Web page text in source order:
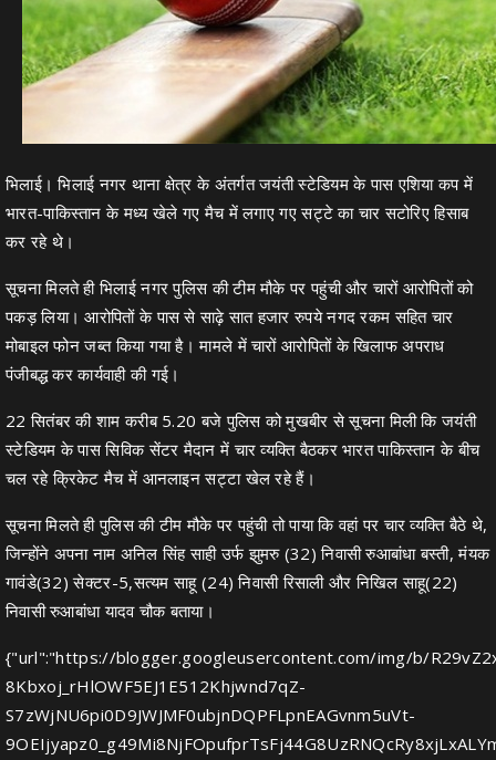
भिलाई। भिलाई नगर थाना क्षेत्र के अंतर्गत जयंती स्टेडियम के पास एशिया कप में
भारत-पाकिस्तान के मध्य खेले गए मैच में लगाए गए सट्टे का चार सटोरिए हिसाब
कर रहे थे।
सूचना मिलते ही भिलाई नगर पुलिस की टीम मौके पर पहुंची और चारों आरोपितों को
पकड़ लिया। आरोपितों के पास से साढ़े सात हजार रुपये नगद रकम सहित चार
मोबाइल फोन जब्त किया गया है। मामले में चारों आरोपितों के खिलाफ अपराध
पंजीबद्ध कर कार्यवाही की गई।
22 सितंबर की शाम करीब 5.20 बजे पुलिस को मुखबीर से सूचना मिली कि जयंती
स्टेडियम के पास सिविक सेंटर मैदान में चार व्यक्ति बैठकर भारत पाकिस्तान के बीच
चल रहे क्रिकेट मैच में आनलाइन सट्टा खेल रहे हैं।
सूचना मिलते ही पुलिस की टीम मौके पर पहुंची तो पाया कि वहां पर चार व्यक्ति बैठे थे,
जिन्होंने अपना नाम अनिल सिंह साही उर्फ झुमरु (32) निवासी रुआबांधा बस्ती, मंयक
गावंडे(32) सेक्टर-5,सत्यम साहू (24) निवासी रिसाली और निखिल साहू(22)
निवासी रुआबांधा यादव चौक बताया।
{"url":"https://blogger.googleusercontent.com/img/b/
8Kbxoj_rHlOWF5EJ1E512Khjwnd7qZ-
S7zWjNU6pi0D9JWJMF0ubjnDQPFLpnEAGvnm5uVt-